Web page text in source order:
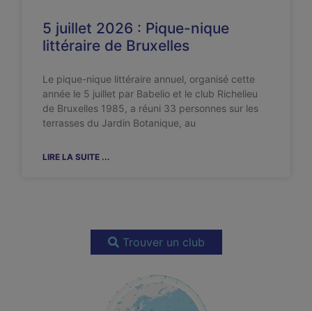
5 juillet 2026 : Pique-nique
littéraire de Bruxelles
Le pique-nique littéraire annuel, organisé cette
année le 5 juillet par Babelio et le club Richelieu
de Bruxelles 1985, a réuni 33 personnes sur les
terrasses du Jardin Botanique, au
LIRE LA SUITE ...
Trouver un club